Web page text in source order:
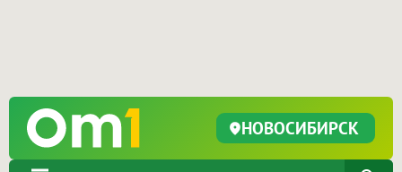
НОВОСИБИРСК